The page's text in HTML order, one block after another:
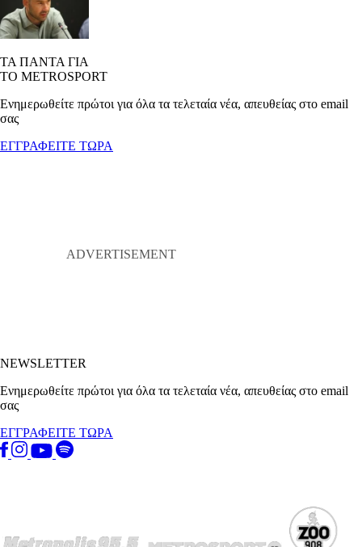
ΤΑ ΠΑΝΤΑ ΓΙΑ
ΤΟ METROSPORT
Ενημερωθείτε πρώτοι για όλα τα τελεταία νέα, απευθείας στο email
σας
ΕΓΓΡΑΦΕΙΤΕ ΤΩΡΑ
NEWSLETTER
Ενημερωθείτε πρώτοι για όλα τα τελεταία νέα, απευθείας στο email
σας
ΕΓΓΡΑΦΕΙΤΕ ΤΩΡΑ